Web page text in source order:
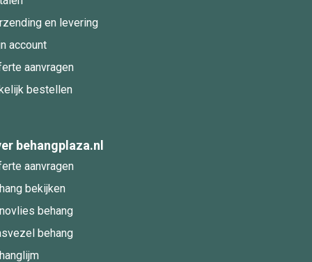
en levering
account
aanvragen
bestellen
behangplaza.nl
aanvragen
bekijken
behang
behang